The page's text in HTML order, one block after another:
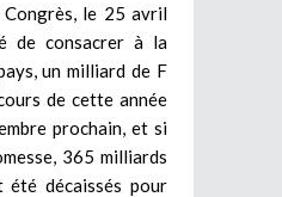
le 25 avril
de consacrer à la
un milliard de F
de cette année
prochain, et si
365 milliards
été décaissés pour